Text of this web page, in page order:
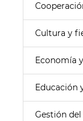
Cultura y
Economía
Educación
Gestión del